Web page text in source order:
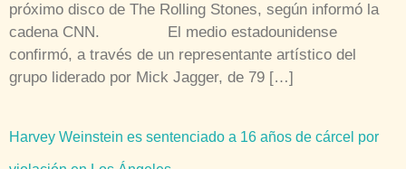
próximo disco de The Rolling Stones, según informó la
cadena CNN. El medio estadounidense
confirmó, a través de un representante artístico del
grupo liderado por Mick Jagger, de 79 […]
Harvey Weinstein es sentenciado a 16 años de cárcel por